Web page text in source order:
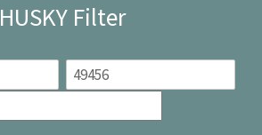
HUSKY Filter